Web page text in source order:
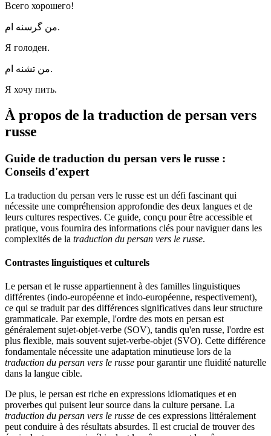
Всего хорошего!
من گرسنه ام.
Я голоден.
من تشنه ام.
Я хочу пить.
À propos de la traduction de persan vers
russe
Guide de traduction du persan vers le russe :
Conseils d'expert
La traduction du persan vers le russe est un défi fascinant qui
nécessite une compréhension approfondie des deux langues et de
leurs cultures respectives. Ce guide, conçu pour être accessible et
pratique, vous fournira des informations clés pour naviguer dans les
complexités de la traduction du persan vers le russe.
Contrastes linguistiques et culturels
Le persan et le russe appartiennent à des familles linguistiques
différentes (indo-européenne et indo-européenne, respectivement),
ce qui se traduit par des différences significatives dans leur structure
grammaticale. Par exemple, l'ordre des mots en persan est
généralement sujet-objet-verbe (SOV), tandis qu'en russe, l'ordre est
plus flexible, mais souvent sujet-verbe-objet (SVO). Cette différence
fondamentale nécessite une adaptation minutieuse lors de la
traduction du persan vers le russe pour garantir une fluidité naturelle
dans la langue cible.
De plus, le persan est riche en expressions idiomatiques et en
proverbes qui puisent leur source dans la culture persane. La
traduction du persan vers le russe de ces expressions littéralement
peut conduire à des résultats absurdes. Il est crucial de trouver des